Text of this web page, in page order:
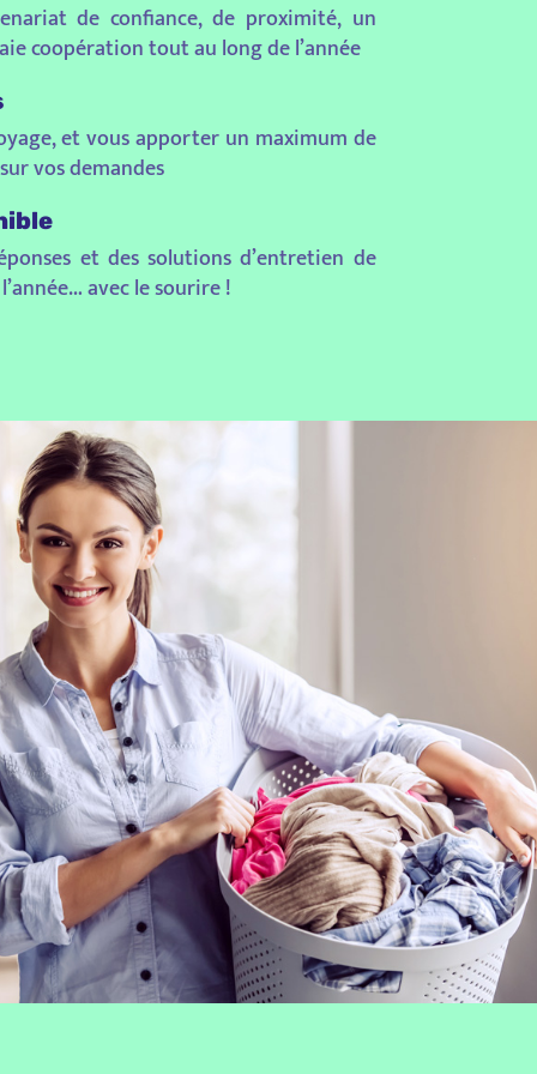
de confiance, de proximité, un
coopération tout au long de l’année
et vous apporter un maximum de
vos demandes
et des solutions d’entretien de
avec le sourire !